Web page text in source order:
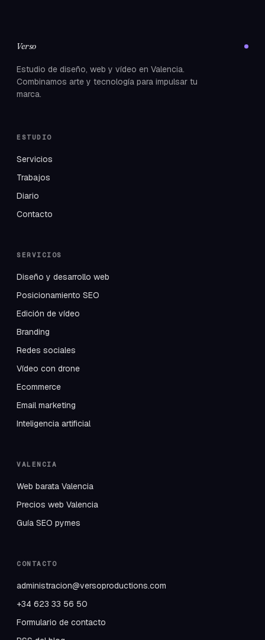
Verso
Estudio de diseño, web y vídeo en Valencia.
Combinamos arte y tecnología para impulsar tu
marca.
ESTUDIO
Servicios
Trabajos
Diario
Contacto
SERVICIOS
Diseño y desarrollo web
Posicionamiento SEO
Edición de vídeo
Branding
Redes sociales
Vídeo con drone
Ecommerce
Email marketing
Inteligencia artificial
VALENCIA
Web barata Valencia
Precios web Valencia
Guía SEO pymes
CONTACTO
administracion@versoproductions.com
+34 623 33 56 50
Formulario de contacto